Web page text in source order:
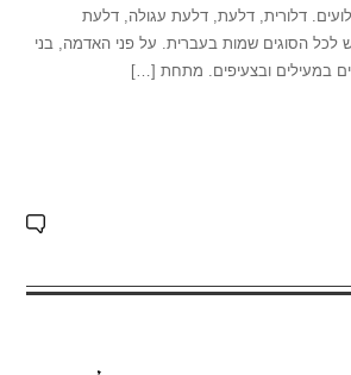
דלורית, דלעת, דלעת עגולה, דלעת
לכל הסוגים שמות בעברית. על פני האדמה, בני
במעילים ובצעיפים. מתחת […]